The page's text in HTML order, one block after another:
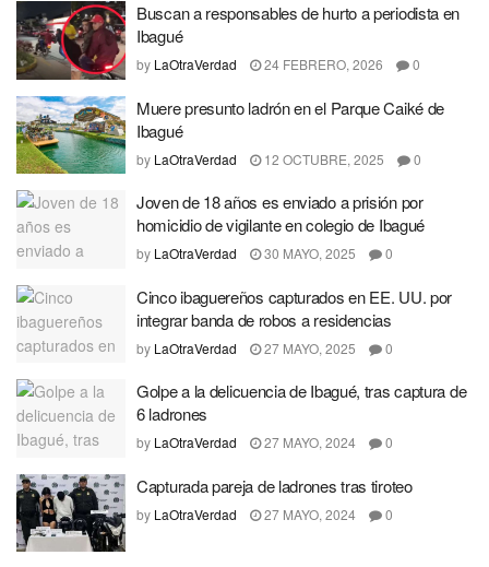
Buscan a responsables de hurto a periodista en
Ibagué
by LaOtraVerdad 24 FEBRERO, 2026 0
Muere presunto ladrón en el Parque Caiké de
Ibagué
by LaOtraVerdad 12 OCTUBRE, 2025 0
Joven de 18 años es enviado a prisión por
homicidio de vigilante en colegio de Ibagué
by LaOtraVerdad 30 MAYO, 2025 0
Cinco ibaguereños capturados en EE. UU. por
integrar banda de robos a residencias
by LaOtraVerdad 27 MAYO, 2025 0
Golpe a la delicuencia de Ibagué, tras captura de
6 ladrones
by LaOtraVerdad 27 MAYO, 2024 0
Capturada pareja de ladrones tras tiroteo
by LaOtraVerdad 27 MAYO, 2024 0